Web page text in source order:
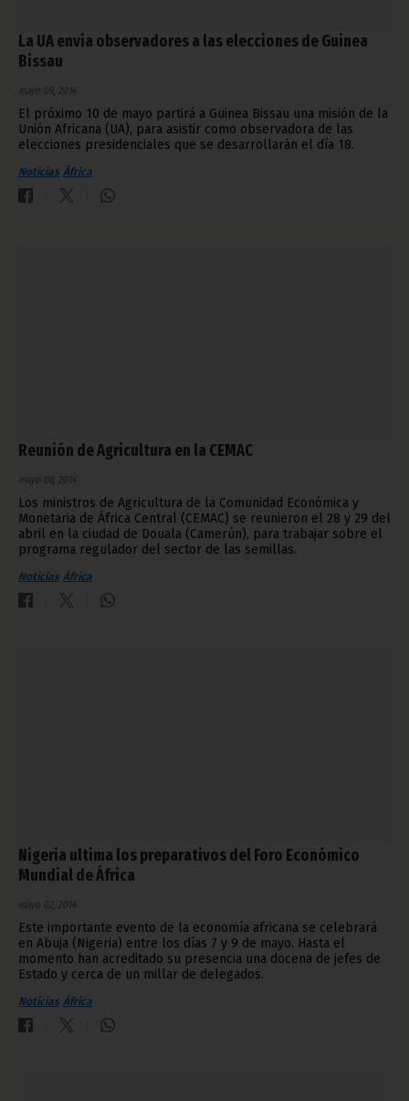
La UA envía observadores a las elecciones de Guinea
Bissau
mayo 09, 2014
El próximo 10 de mayo partirá a Guinea Bissau una misión de la
Unión Africana (UA), para asistir como observadora de las
elecciones presidenciales que se desarrollarán el día 18.
Noticias África
Reunión de Agricultura en la CEMAC
mayo 08, 2014
Los ministros de Agricultura de la Comunidad Económica y
Monetaria de África Central (CEMAC) se reunieron el 28 y 29 del
abril en la ciudad de Douala (Camerún), para trabajar sobre el
programa regulador del sector de las semillas.
Noticias África
Nigeria ultima los preparativos del Foro Económico
Mundial de África
mayo 02, 2014
Este importante evento de la economía africana se celebrará
en Abuja (Nigeria) entre los días 7 y 9 de mayo. Hasta el
momento han acreditado su presencia una docena de jefes de
Estado y cerca de un millar de delegados.
Noticias África